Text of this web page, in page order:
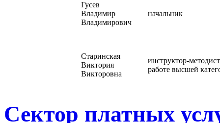
Гусев
Владимир
Владимирович
начальник
Старинская
Виктория
Викторовна
инструктор-
работе высшей
Сектор платных